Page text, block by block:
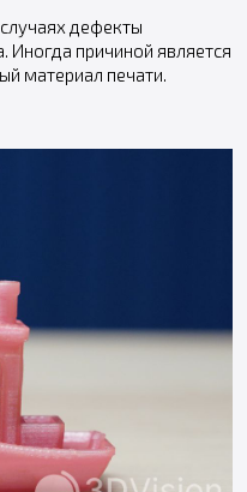
дефекты
Иногда причиной является
материал печати.